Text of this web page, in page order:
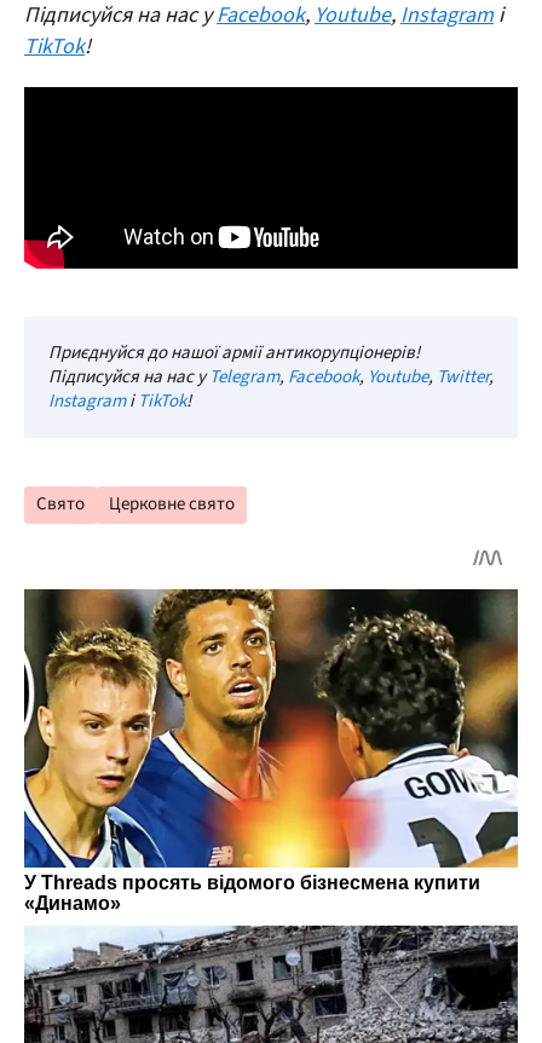
Підписуйся на нас уFacebook,Youtube,Instagram і
TikTok!
Приєднуйся до нашої армії антикорупціонерів!
Підписуйся на нас уTelegram, Facebook, Youtube, Twitter,
InstagramіTikTok!
Свято Церковне свято